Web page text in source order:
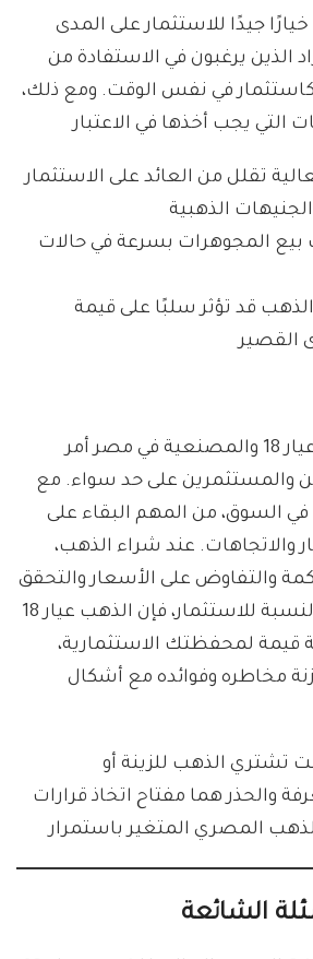
يعتبر الذهب عيار 18 خيارًا جيدًا للاستثمار على المدى
الذين يرغبون في الاستفادة من
في نفس الوقت. ومع ذلك،
يجب أخذها في الاعتبار
تقلل من العائد على الاستثمار
الذهبية
المجوهرات بسرعة في حالات
قد تؤثر سلبًا على قيمة
القصير
فهم أسعار الذهب عيار 18 والمصنعية في مصر أمر
والمستثمرين على حد سواء. مع
في السوق، من المهم البقاء على
والاتجاهات. عند شراء الذهب،
والتفاوض على الأسعار والتحقق
من جودة المنتج. وبالنسبة للاستثمار، فإن الذهب عيار 18
قيمة لمحفظتك الاستثمارية،
مخاطره وفوائده مع أشكال
تشتري الذهب للزينة أو
والحذر هما مفتاح اتخاذ قرارات
المصري المتغير باستمرار
الشائعة